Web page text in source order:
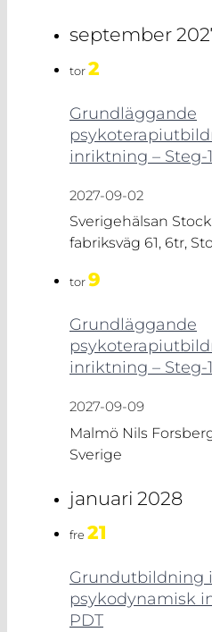
september
tor2
Grundläggande
inriktning – Steg-
2027-09-02
Sverigehälsan
fabriksväg 61, 6tr,
tor9
Grundläggande
inriktning – Steg-
2027-09-09
Malmö Nils
Sverige
januari 2028
fre 21
Grundutbildning
psykodynamisk
PDT